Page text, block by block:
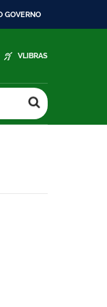
GOVERNO
VLIBRAS